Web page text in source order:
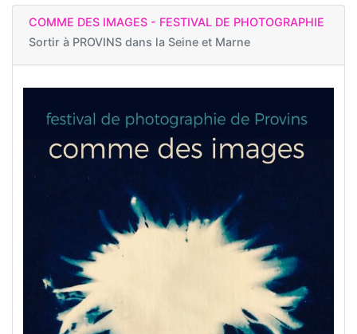
COMME DES IMAGES - FESTIVAL DE PHOTOGRAPHIE
Sortir à PROVINS dans la Seine et Marne